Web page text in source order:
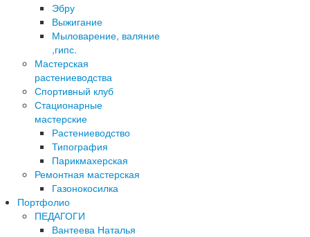
Эбру
Выжигание
Мыловарение, валяние
,гипс.
Мастерская
растениеводства
Спортивный клуб
Стационарные
мастерские
Растениеводство
Типография
Парикмахерская
Ремонтная мастерская
Газонокосилка
Портфолио
ПЕДАГОГИ
Вантеева Наталья